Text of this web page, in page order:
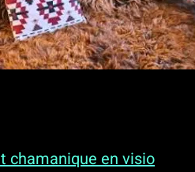
chamanique en visio